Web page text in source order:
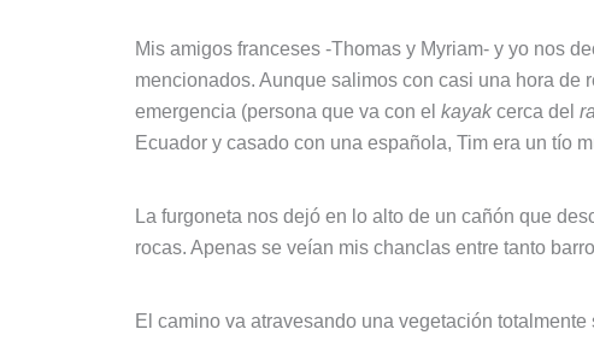
Mis amigos franceses -Thomas y Myriam- y yo nos
mencionados. Aunque salimos con casi una hora de
emergencia (persona que va con el kayakcerca del
Ecuador y casado con una española, Tim era un tío
La furgoneta nos dejó en lo alto de un cañón que
rocas. Apenas se veían mis chanclas entre tanto
El camino va atravesando una vegetación